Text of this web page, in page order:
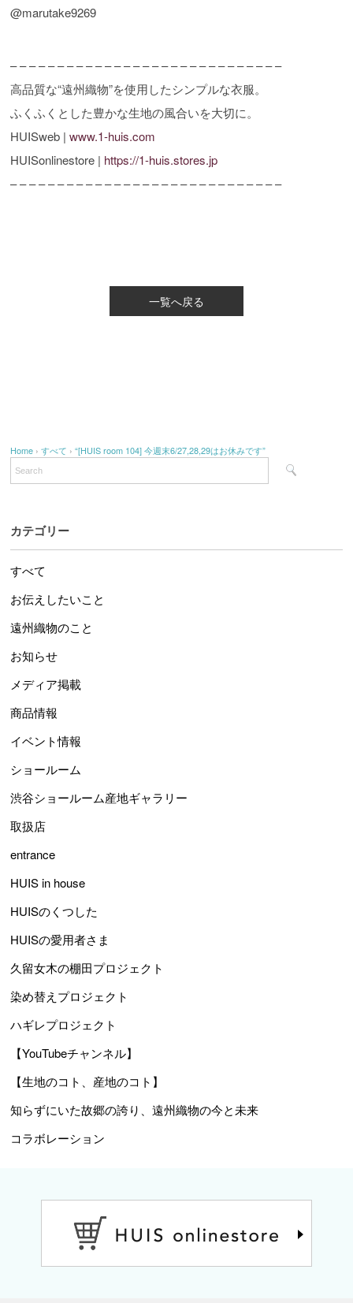
@marutake9269
– – – – – – – – – – – – – – – – – – – – – – – – – – – – –
高品質な“遠州織物”を使用したシンプルな衣服。
ふくふくとした豊かな生地の風合いを大切に。
HUISweb |www.1-huis.com
HUISonlinestore | https://1-huis.stores.jp
– – – – – – – – – – – – – – – – – – – – – – – – – – – – –
一覧へ戻る
Home ›すべて ›“[HUIS room 104] 今週末6/27,28,29はお休みです”
カテゴリー
すべて
お伝えしたいこと
遠州織物のこと
お知らせ
メディア掲載
商品情報
イベント情報
ショールーム
渋谷ショールーム産地ギャラリー
取扱店
entrance
HUIS in house
HUISのくつした
HUISの愛用者さま
久留女木の棚田プロジェクト
染め替えプロジェクト
ハギレプロジェクト
【YouTubeチャンネル】
【生地のコト、産地のコト】
知らずにいた故郷の誇り、遠州織物の今と未来
コラボレーション